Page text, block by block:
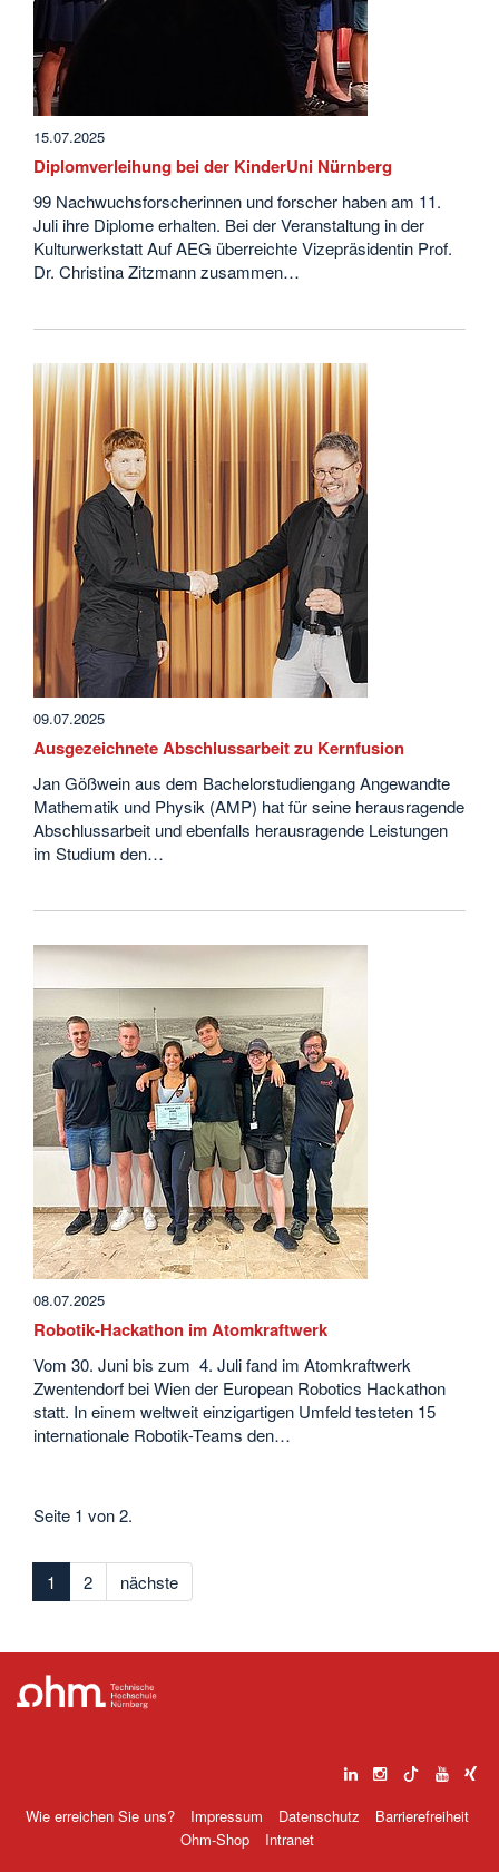
15.07.2025
Diplomverleihung bei der KinderUni Nürnberg
99 Nachwuchsforscherinnen und forscher haben am 11.
Juli ihre Diplome erhalten. Bei der Veranstaltung in der
Kulturwerkstatt Auf AEG überreichte Vizepräsidentin Prof.
Dr. Christina Zitzmann zusammen…
09.07.2025
Ausgezeichnete Abschlussarbeit zu Kernfusion
Jan Gößwein aus dem Bachelorstudiengang Angewandte
Mathematik und Physik (AMP) hat für seine herausragende
Abschlussarbeit und ebenfalls herausragende Leistungen
im Studium den…
08.07.2025
Robotik-Hackathon im Atomkraftwerk
Vom 30. Juni bis zum 4. Juli fand im Atomkraftwerk
Zwentendorf bei Wien der European Robotics Hackathon
statt. In einem weltweit einzigartigen Umfeld testeten 15
internationale Robotik-Teams den…
Seite 1 von 2.
1 2 nächste
Wie erreichen Sie uns? Impressum Datenschutz
Barrierefreiheit
Ohm-Shop
Intranet